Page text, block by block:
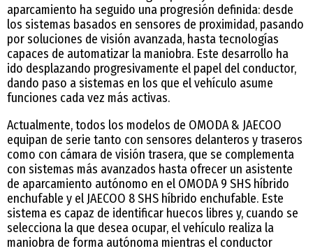
aparcamiento ha seguido una progresión definida: desde
los sistemas basados en sensores de proximidad, pasando
por soluciones de visión avanzada, hasta tecnologías
capaces de automatizar la maniobra. Este desarrollo ha
ido desplazando progresivamente el papel del conductor,
dando paso a sistemas en los que el vehículo asume
funciones cada vez más activas.
Actualmente, todos los modelos de OMODA & JAECOO
equipan de serie tanto con sensores delanteros y traseros
como con cámara de visión trasera, que se complementa
con sistemas más avanzados hasta ofrecer un asistente
de aparcamiento autónomo en el OMODA 9 SHS híbrido
enchufable y el JAECOO 8 SHS híbrido enchufable. Este
sistema es capaz de identificar huecos libres y, cuando se
selecciona la que desea ocupar, el vehículo realiza la
maniobra de forma autónoma mientras el conductor